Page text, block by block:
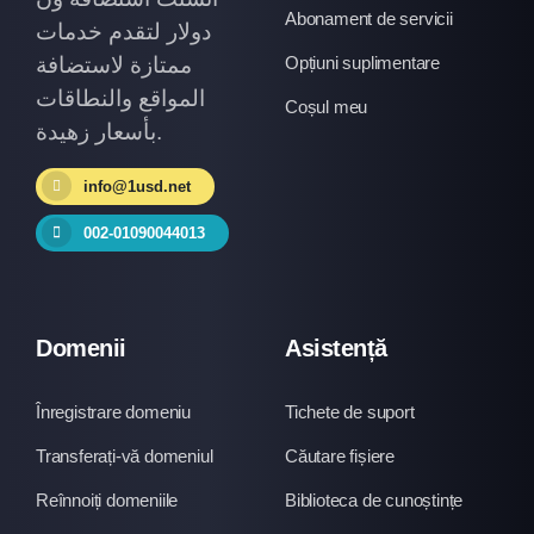
دولار لتقدم خدمات
ممتازة لاستضافة
المواقع والنطاقات
بأسعار زهيدة.
info@1usd.net
002-01090044013
Abonament de servicii
Opțiuni suplimentare
Coșul meu
Domenii
Înregistrare domeniu
Transferați-vă domeniul
Reînnoiți domeniile
Asistență
Tichete de suport
Căutare fișiere
Biblioteca de cunoștințe